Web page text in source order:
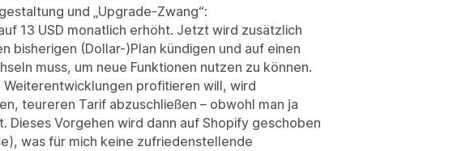
und „Upgrade-Zwang“:
13 USD monatlich erhöht. Jetzt wird zusätzlich
bisherigen (Dollar-)Plan kündigen und auf einen
muss, um neue Funktionen nutzen zu können.
Weiterentwicklungen profitieren will, wird
teureren Tarif abzuschließen – obwohl man ja
Dieses Vorgehen wird dann auf Shopify geschoben
was für mich keine zufriedenstellende